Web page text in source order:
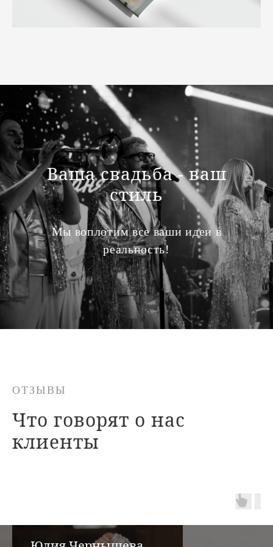
Ваша свадьба - ваш
стиль
Мы воплотим все ваши идеи в
реальность!
ОТЗЫВЫ
Что говорят о нас
клиенты